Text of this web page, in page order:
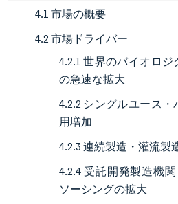
4.1 市場の概要
4.2 市場ドライバー
4.2.1 世界のバイオロ
の急速な拡大
4.2.2 シングルユース
用増加
4.2.3 連続製造・灌流製
4.2.4 受託開発製造機
ソーシングの拡大